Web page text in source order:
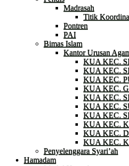
Madrasah
Titik
Pontren
PAI
Bimas Islam
Kantor Urusan
KUA KEC.
KUA KEC.
KUA KEC.
KUA KEC.
KUA KEC.
KUA KEC.
KUA KEC.
KUA KEC.
KUA KEC.
KUA KEC.
Penyelenggara Syari’ah
Hamadam